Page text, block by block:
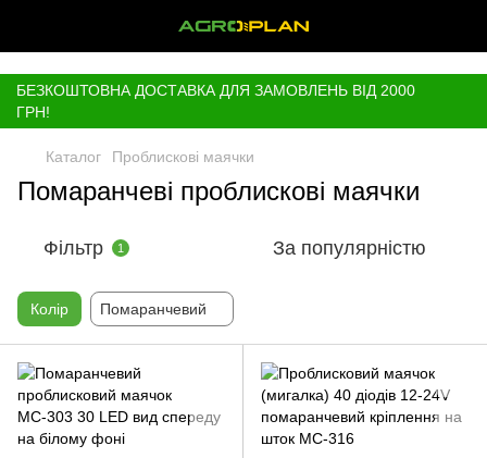
БЕЗКОШТОВНА ДОСТАВКА ДЛЯ ЗАМОВЛЕНЬ ВІД 2000
ГРН!
Каталог Проблискові маячки
Помаранчеві проблискові маячки
Фільтр 1 За популярністю
Колір Помаранчевий